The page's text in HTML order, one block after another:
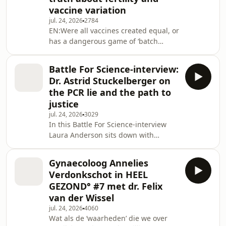
immuunsysteem beïnvloeden. Kijk
naar dit persoonlijke gesprek met
concrete gezondheidstips en een
nieuwe kijk op heling die voorbij losse
specialismen gaat.Wil
vaccine variation
jul. 24, 20262784
EN:Were all vaccines created equal, or
has a dangerous game of ‘batch
explains to biochemical ingeneer Ivor
Cummins why her data on vaccine
variations and fertility is shaking the
dominant narrative to its core. From
censored research to the shocking
silence surrounding adverse events in
children: according to Manniche,
science has lost
Battle For Science-interview:
Dr. Astrid Stuckelberger on
the PCR lie and the path to
justice
jul. 24, 20263029
In this Battle For Science-interview
Laura Anderson sits down with
the hidden realities of global health
policy. Stuckelberger exposes the
inner workings of international
organizations, revealing what she
claims is a coordinated effort to
mislead the public. She specifically
Gynaecoloog Annelies
Verdonkschot in HEEL
GEZOND° #7 met dr. Felix
van der Wissel
jul. 24, 20264060
Wat als de ‘waarheden’ die we over